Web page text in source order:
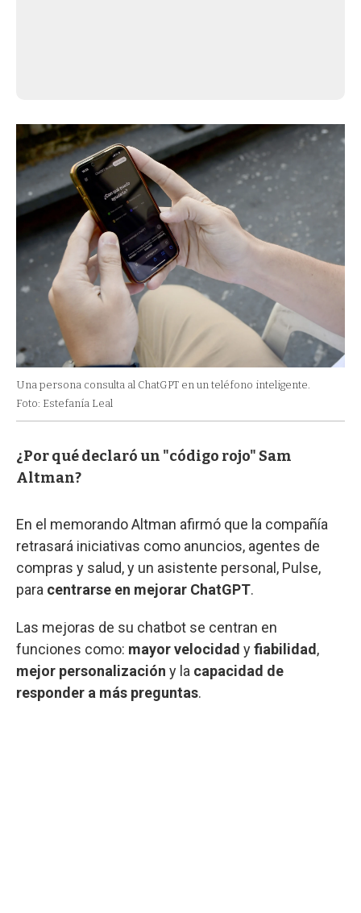
Una persona consulta al ChatGPT en un teléfono inteligente.
Foto: Estefanía Leal
¿Por qué declaró un "código rojo" Sam
Altman?
En el memorando Altman afirmó que la compañía
retrasará iniciativas como anuncios, agentes de
compras y salud, y un asistente personal, Pulse,
para centrarse en mejorar ChatGPT.
Las mejoras de su chatbot se centran en
funciones como: mayor velocidad yfiabilidad ,
mejor personalización y la capacidad de
responder a más preguntas.